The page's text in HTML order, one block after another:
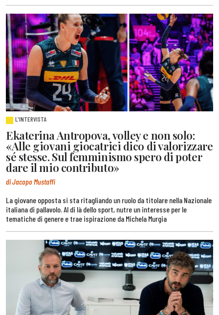
L'INTERVISTA
Ekaterina Antropova, volley e non solo:
«Alle giovani giocatrici dico di valorizzare
sé stesse. Sul femminismo spero di poter
dare il mio contributo»
di Jacopo Mustaffi
La giovane opposta si sta ritagliando un ruolo da titolare nella Nazionale
italiana di pallavolo. Al di là dello sport, nutre un interesse per le
tematiche di genere e trae ispirazione da Michela Murgia